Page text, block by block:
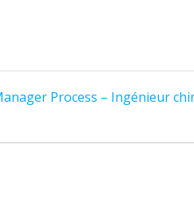
Process – Ingénieur